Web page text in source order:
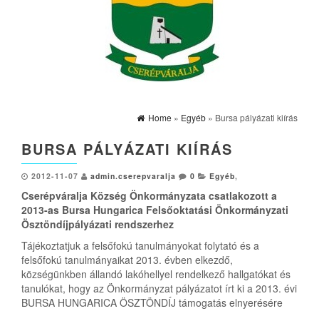
Home » Egyéb » Bursa pályázati kiírás
BURSA PÁLYÁZATI KIÍRÁS
2012-11-07 admin.cserepvaralja 0 Egyéb,
Cserépváralja Község Önkormányzata csatlakozott a
2013-as Bursa Hungarica Felsőoktatási Önkormányzati
Ösztöndíjpályázati rendszerhez
Tájékoztatjuk a felsőfokú tanulmányokat folytató és a
felsőfokú tanulmányaikat 2013. évben elkezdő,
községünkben állandó lakóhellyel rendelkező hallgatókat és
tanulókat, hogy az Önkormányzat pályázatot írt ki a 2013. évi
BURSA HUNGARICA ÖSZTÖNDÍJ támogatás elnyerésére